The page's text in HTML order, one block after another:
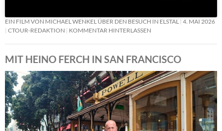
EIN FILM VON MICHAEL WENKEL ÜBER DEN BESUCH IN ELSTAL
4. MAI 2026
CTOUR-REDAKTION
KOMMENTAR HINTERLASSEN
MIT HEINO FERCH IN SAN FRANCISCO